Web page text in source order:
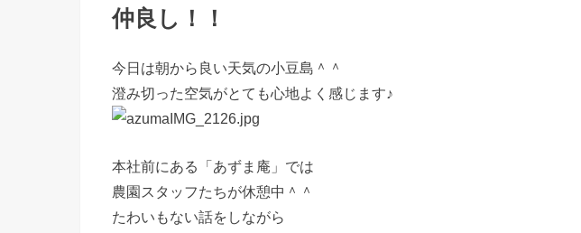
仲良し！！
今日は朝から良い天気の小豆島＾＾
澄み切った空気がとても心地よく感じます♪
本社前にある「あずま庵」では
農園スタッフたちが休憩中＾＾
たわいもない話をしながら